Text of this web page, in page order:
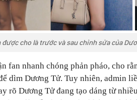
được cho là trước và sau chỉnh sửa của
fan nhanh chóng phản pháo, cho
dìm Dương Tử. Tuy nhiên, admin
rõ Dương Tử đang tạo dáng từ